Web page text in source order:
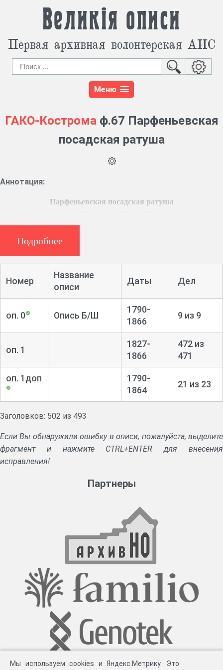
Великія описи
Первая архивная волонтерская АИС
Меню
ГАКО-Костромаф.67 Парфеньевская
посадская ратуша
Аннотация:
Парфеньевская посадская ратуша
Указы Правительствующего сената, губернского
правления.
записи векселей, заемных писем, доверенностей и договоров.
Дела о вводе во владение имениями, о взыскании
денежных сумм, о кражах, нанесении оскорблений,
раскольниках.
Формулярные списки чиновников.
Подробнее
Номер
Название
описи
Даты Дел
оп. 0 Опись Б/Ш
1790-
1866
9 из 9
оп. 1
1827-
1866
472 из
471
оп. 1доп
1790-
1864
21 из 23
Заголовков: 502 из 493
Если Вы обнаружили ошибку в описи, пожалуйста, выделите
фрагмент и нажмите CTRL+ENTER для внесения
исправления!
Партнеры
Мы используем cookies и Яндекс.Метрику. Это